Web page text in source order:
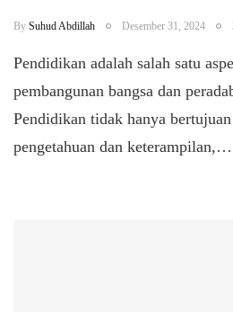
By Suhud Abdillah Desember 31, 2024
Pendidikan adalah salah satu
pembangunan bangsa dan
Pendidikan tidak hanya
pengetahuan dan keterampilan,…